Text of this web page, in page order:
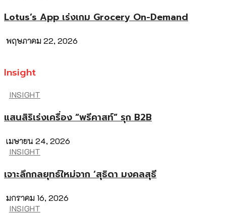
Lotus’s App เร่งเกม Grocery On-Demand
พฤษภาคม 22, 2026
Insight
INSIGHT
แสนสิริเร่งเครื่อง “พรีคาสท์” รุก B2B
เมษายน 24, 2026
INSIGHT
เจาะลึกกลยุทธ์ใหม่จาก ‘สุธิดา มงคลสุธี
มกราคม 16, 2026
INSIGHT